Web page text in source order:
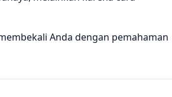
Anda dengan pemahaman